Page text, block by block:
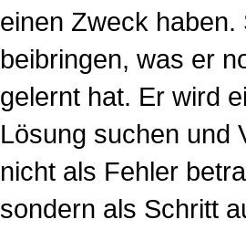
einen Zweck haben.
beibringen, was er
gelernt hat. Er wird
Lösung suchen und
nicht als Fehler
sondern als Schritt